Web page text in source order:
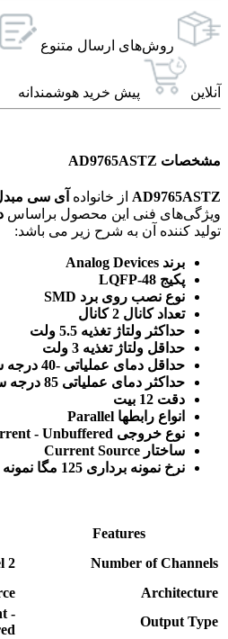
روش‌های ارسال‌ متنوع
آنلاین پیش خرید هوشمندانه
مشخصات AD9765ASTZ
AD9765ASTZ از خانواده آی سی مبدل
ویژگی‌های فنی این محصول براساس
تولید کننده آن به شرح زیر می باشد:
برند Analog Devices
پکیج LQFP-48
نوع نصب روی برد SMD
تعداد کانال 2 کانال
حداکثر ولتاژ تغذیه 5.5 ولت
حداقل ولتاژ تغذیه 3 ولت
حداقل دمای عملیاتی -40 درجه سانتیگراد
حداکثر دمای عملیاتی 85 درجه سانتیگراد
دقت 12 بیت
انواع رابطها Parallel
نوع خروجی Current - Unbuffered
ساختار Current Source
نرخ نمونه برداری 125 مگا نمونه در هر ثانیه
Features
Number of Channels
2
Architecture
Output Type
-